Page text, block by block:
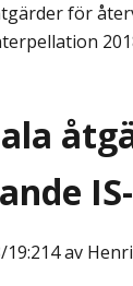
för
19:214 av